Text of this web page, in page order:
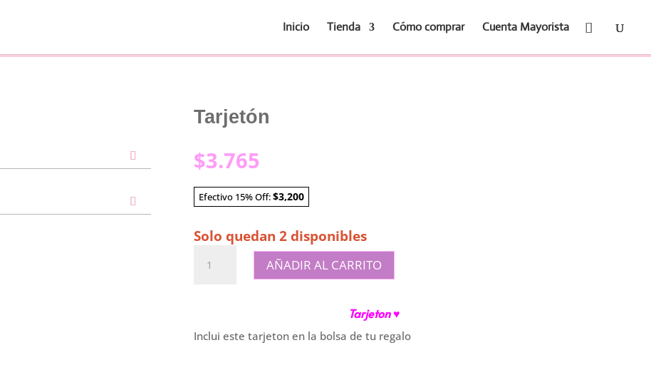
Inicio Tienda Cómo comprar Cuenta Mayorista
Tarjetón
$3.765
Efectivo 15% Off:$3,200
Solo quedan 2 disponibles
cantidad
AÑADIR AL CARRITO
Tarjeton ♥
Inclui este tarjeton en la bolsa de tu regalo